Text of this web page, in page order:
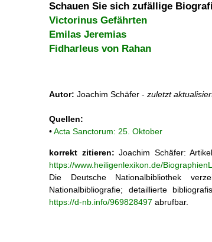
Schauen Sie sich zufällige
Victorinus Gefährten
Emilas Jeremias
Fidharleus von Rahan
Autor: Joachim Schäfer - zuletzt
Quellen:
•Acta Sanctorum: 25. Oktober
korrekt zitieren: Joachim Schäfer: Artikel
https://www.heiligenlexikon.de/
Die Deutsche Nationalbibliothek
Nationalbibliografie; detaillierte
https://d-nb.info/969828497 abrufbar.